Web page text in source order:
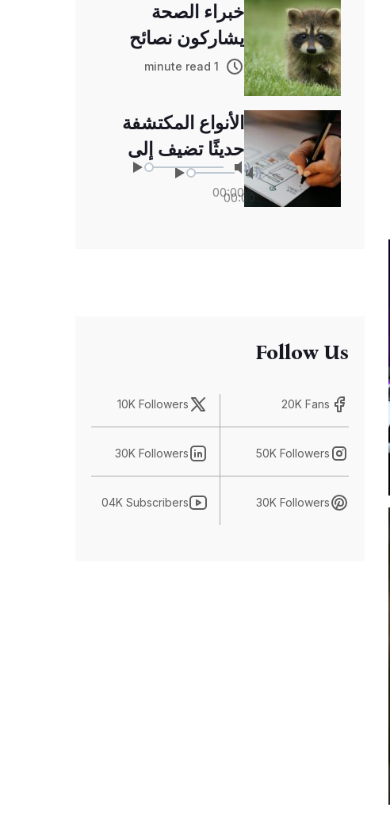
خبراء الصحة
يشاركون نصائح
لتعزيز جهاز المناعة
1 minute read
الأنواع المكتشفة
حديثًا تضيف إلى
ثروات التنوع
البيولوجي
00:00
00:00
Follow Us
20K Fans
10K Followers
50K Followers
30K Followers
30K Followers
04K Subscribers